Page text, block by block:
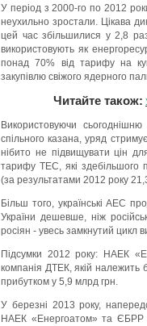
У період з 2000-го по 2012
неухильно зростали. Цікава
цей час збільшилися у 2,8
використовують як
понад 70% від тарифу на
закупівлю свіжого ядерного
Читайте також:
Використовуючи
спільного казана, уряд
нібито не підвищувати цін
тарифу ТЕС, які здебільшого
(за результатами 2012 року
Більш того, українські АЕС
України дешевше, ніж
росіян - увесь замкнутий цикл
Підсумки 2012 року: НАЕК
компанія ДТЕК, якій належить
прибутком у 5,9 млрд грн.
У березні 2013 року,
НАЕК «Енергоатом» та ЄБРР